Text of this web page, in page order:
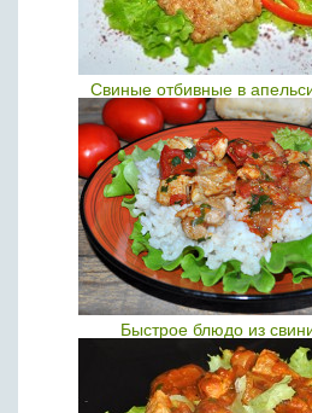
Свиные отбивные в
Быстрое блюдо из